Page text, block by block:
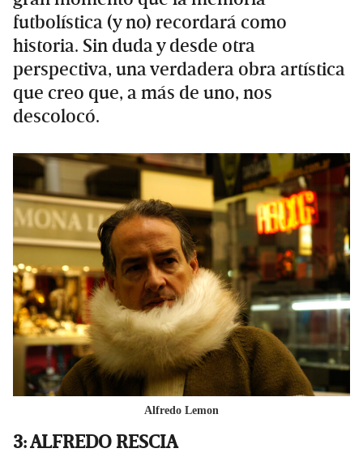
futbolística (y no) recordará como
historia. Sin duda y desde otra
perspectiva, una verdadera obra artística
que creo que, a más de uno, nos
descolocó.
Alfredo Lemon
3: ALFREDO RESCIA